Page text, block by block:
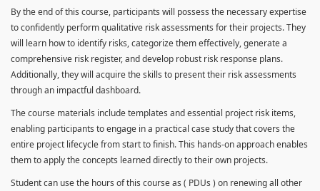
By the end of this course, participants will possess the necessary expertise
to confidently perform qualitative risk assessments for their projects. They
will learn how to identify risks, categorize them effectively, generate a
comprehensive risk register, and develop robust risk response plans.
Additionally, they will acquire the skills to present their risk assessments
through an impactful dashboard.
The course materials include templates and essential project risk items,
enabling participants to engage in a practical case study that covers the
entire project lifecycle from start to finish. This hands-on approach enables
them to apply the concepts learned directly to their own projects.
Student can use the hours of this course as ( PDUs ) on renewing all other